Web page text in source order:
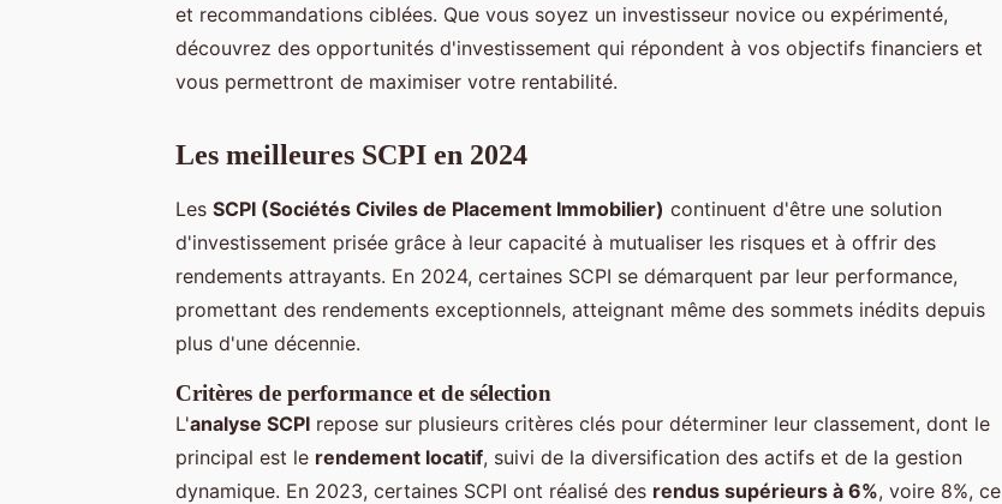
et recommandations ciblées. Que vous soyez un investisseur novice ou expérimenté,
découvrez des opportunités d'investissement qui répondent à vos objectifs financiers et
vous permettront de maximiser votre rentabilité.
Les meilleures SCPI en 2024
Les SCPI (Sociétés Civiles de Placement Immobilier) continuent d'être une solution
d'investissement prisée grâce à leur capacité à mutualiser les risques et à offrir des
rendements attrayants. En 2024, certaines SCPI se démarquent par leur performance,
promettant des rendements exceptionnels, atteignant même des sommets inédits depuis
plus d'une décennie.
Critères de performance et de sélection
L'analyse SCPI repose sur plusieurs critères clés pour déterminer leur classement, dont le
principal est le rendement locatif, suivi de la diversification des actifs et de la gestion
dynamique. En 2023, certaines SCPI ont réalisé des rendus supérieurs à 6%, voire 8%, ce